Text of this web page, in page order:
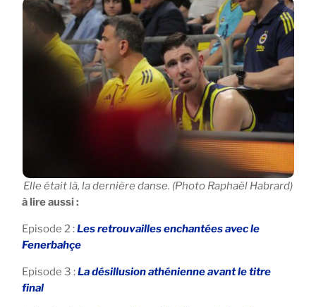
Elle était là, la dernière danse. (Photo Raphaël Habrard)
à lire aussi :
Episode 2 :Les retrouvailles enchantées avec le
Fenerbahçe
Episode 3 :La désillusion athénienne avant le titre
final